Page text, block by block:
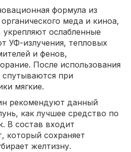
формула из
меда и киноа,
ослабленные
УФ-излучения, тепловых
и фенов,
После использования
при
мягкие.
рекомендуют данный
как лучшее средство по
В состав входит
который сохраняет
желтизну.